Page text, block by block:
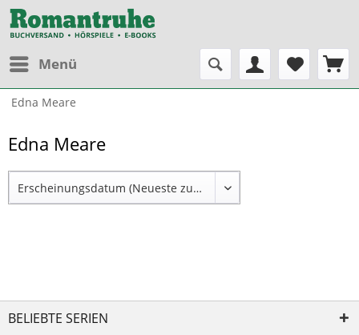
Menü
Edna Meare
Edna Meare
BELIEBTE SERIEN